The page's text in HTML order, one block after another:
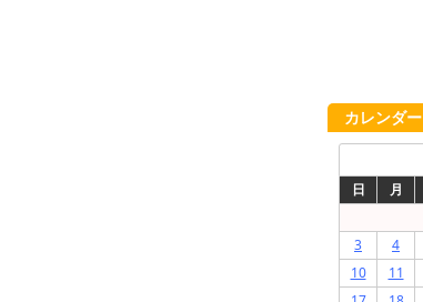
カレンダー
日
月
3
4
10
11